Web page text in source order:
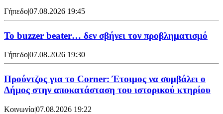
Γήπεδο|07.08.2026 19:45
Το buzzer beater… δεν σβήνει τoν προβληματισμό
Γήπεδο|07.08.2026 19:30
Προύντζος για το Corner: Έτοιμος να συμβάλει ο
Δήμος στην αποκατάσταση του ιστορικού κτηρίου
Κοινωνία|07.08.2026 19:22